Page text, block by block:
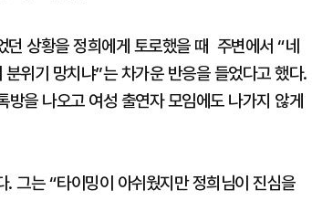
상황을 정희에게 토로했을 때 주변에서 “네
위기 망치냐”는 차가운 반응을 들었다고 했다.
을 나오고 여성 출연자 모임에도 나가지 않게
그는 “타이밍이 아쉬웠지만 정희님이 진심을